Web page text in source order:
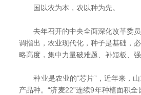
国以农为本，农以种为先。
去年召开的中央全面深化改革委员
调指出，农业现代化，种子是基础，
略高度，集中力量破难题、补短板、
种业是农业的“芯片”，近年来，山
产品种。“济麦22”连续9年种植面积